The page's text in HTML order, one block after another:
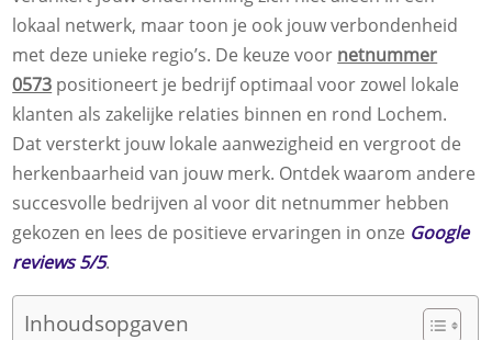
lokaal netwerk, maar toon je ook jouw verbondenheid
met deze unieke regio’s. De keuze voor netnummer
0573 positioneert je bedrijf optimaal voor zowel lokale
klanten als zakelijke relaties binnen en rond Lochem.
Dat versterkt jouw lokale aanwezigheid en vergroot de
herkenbaarheid van jouw merk. Ontdek waarom andere
succesvolle bedrijven al voor dit netnummer hebben
gekozen en lees de positieve ervaringen in onze Google
reviews 5/5.
Inhoudsopgaven